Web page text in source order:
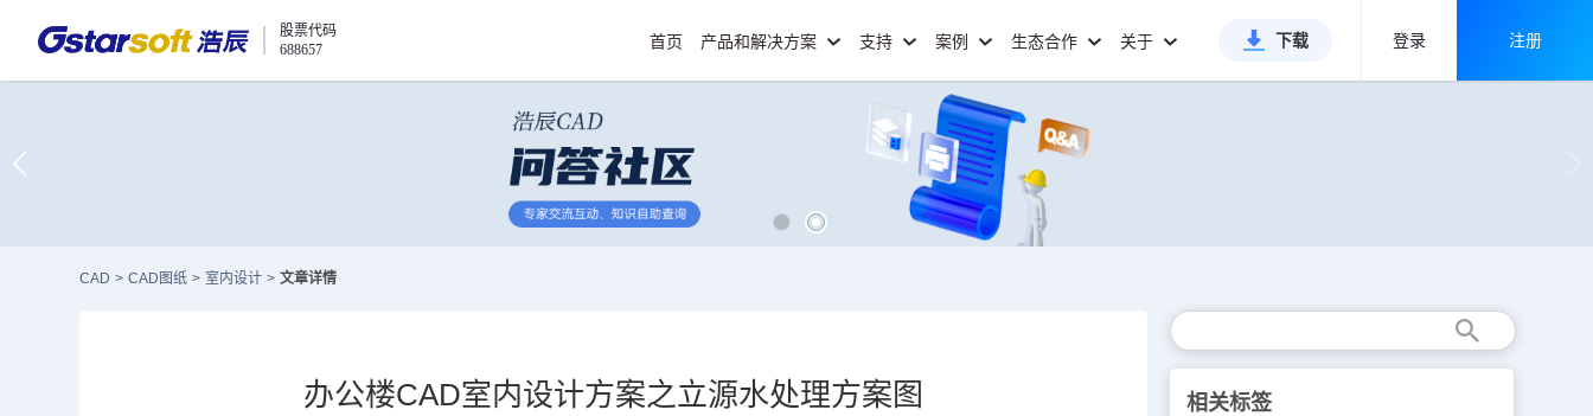
股票代码
688657
首页 产品和解决方案 支持 案例 生态合作 关于 下载 登录 注册
CAD > CAD图纸 > 室内设计 > 文章详情
办公楼CAD室内设计方案之立源水处理方案图 相关标签